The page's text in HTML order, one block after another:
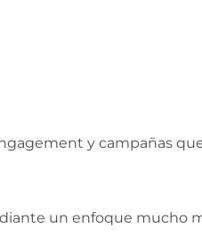
y campañas
un enfoque mucho